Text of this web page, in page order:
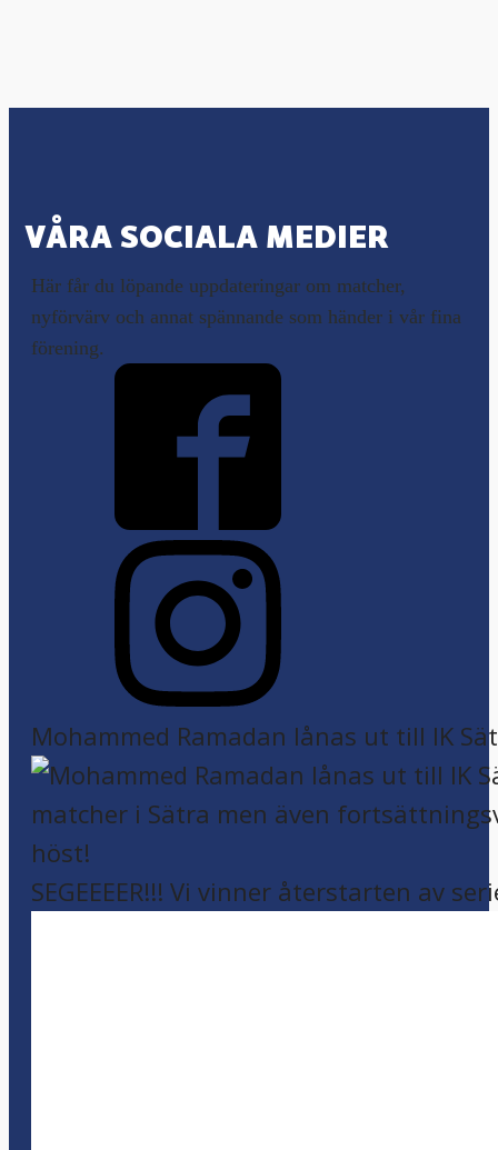
VÅRA SOCIALA MEDIER
Här får du löpande uppdateringar om matcher,
nyförvärv och annat spännande som händer i vår fina
förening.
Mohammed Ramadan lånas ut till IK
SEGEEEER!!! Vi vinner återstarten av